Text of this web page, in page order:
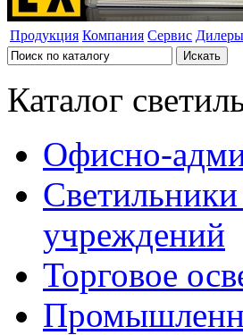
Продукция Компания Сервис Дилеры
Каталог
Офисно-
учреждений
Торговое